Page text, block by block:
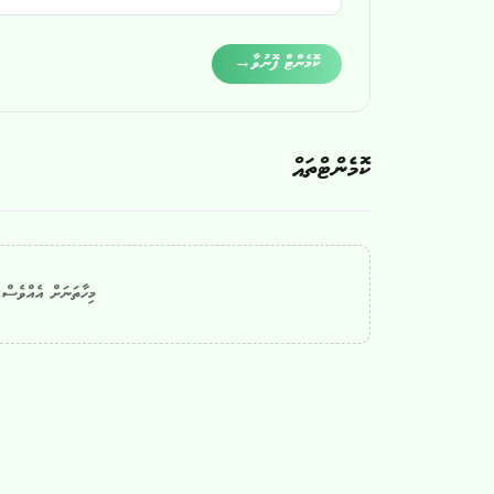
ކޮމެންޓް ފޮނުވާ→
ކޮމެންޓްތައް
މިހާތަނަށް އެއްވެސް